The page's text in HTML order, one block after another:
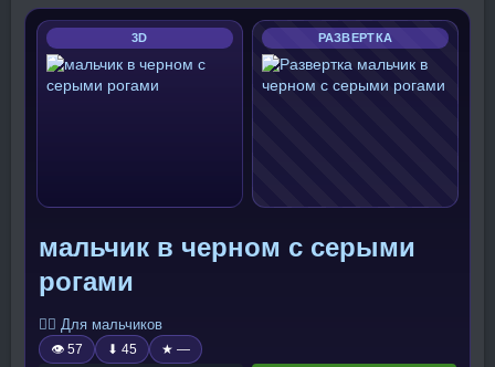
3D РАЗВЕРТКА
мальчик в черном с серыми
рогами
🧍‍♂️ Для мальчиков
👁 57 ⬇ 45 ★ —